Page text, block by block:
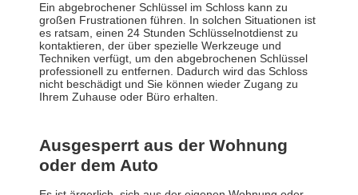
Ein abgebrochener Schlüssel im Schloss kann zu
großen Frustrationen führen. In solchen Situationen ist
es ratsam, einen 24 Stunden Schlüsselnotdienst zu
kontaktieren, der über spezielle Werkzeuge und
Techniken verfügt, um den abgebrochenen Schlüssel
professionell zu entfernen. Dadurch wird das Schloss
nicht beschädigt und Sie können wieder Zugang zu
Ihrem Zuhause oder Büro erhalten.
Ausgesperrt aus der Wohnung
oder dem Auto